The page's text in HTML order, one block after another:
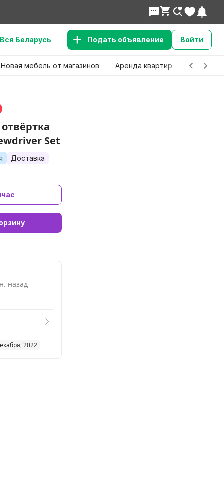
Вся Беларусь Подать объявление Войти
Новая мебель от магазинов Аренда квартир Детские
Set
Доставка
назад
2022